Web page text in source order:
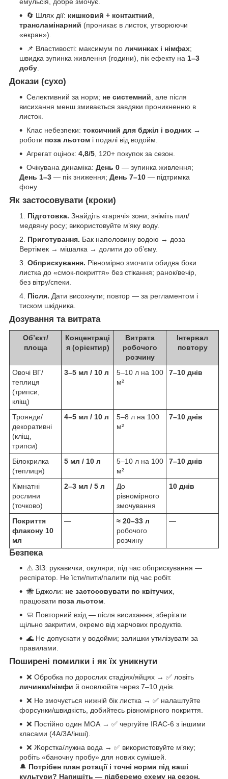
емульсія, добре змочує.
🔄 Шлях дії: кишковий + контактний,
трансламінарний (проникає в листок, утворюючи
«екран»).
📌 Властивості: максимум по личинках і німфах;
швидка зупинка живлення (години), пік ефекту на 1–3
добу.
Докази (сухо)
Селективний за норм; не системний , але після
висихання менш змивається завдяки проникненню в
листок.
Клас небезпеки: токсичний для бджіл і водних →
роботи поза льотом і подалі від водойм.
Агрегат оцінок: 4,8/5 , 120+ покупок за сезон.
Очікувана динаміка: День 0 — зупинка живлення;
День 1–3 — пік зниження; День 7–10 — підтримка
фону.
Як застосовувати (кроки)
Підготовка. Знайдіть «гарячі» зони; зніміть пил/
медвяну росу; використовуйте м’яку воду.
Приготування. Бак наполовину водою → доза
Вертімек → мішалка → долити до об’єму.
Обприскування. Рівномірно змочити обидва боки
листка до «смок-покриття» без стікання; ранок/вечір,
без вітру/спеки.
Після. Дати висохнути; повтор — за регламентом і
тиском шкідника.
Дозування та витрата
Об’єкт/
площа
Концентраці
я (орієнтир)
Витрата
робочого
розчину
Інтервал
повтору
Овочі ВГ/
теплиця
(трипси,
кліщ)
3–5 мл / 10 л
5–10 л на 100
м²
7–10 днів
Троянди/
декоративні
(кліщ,
трипси)
4–5 мл / 10 л
5–8 л на 100
м²
7–10 днів
Білокрилка
(теплиця)
5 мл / 10 л
5–10 л на 100
м²
7–10 днів
Кімнатні
рослини
(точково)
2–3 мл / 5 л
До
рівномірного
змочування
10 днів
Покриття
флакону 10
мл
—
≈ 20–33 л
робочого
розчину
—
Безпека
⚠️ ЗІЗ: рукавички, окуляри; під час обприскування —
респіратор. Не їсти/пити/палити під час робіт.
🐝 Бджоли: не застосовувати по квітучих,
працювати поза льотом.
🧼 Повторний вхід — після висихання; зберігати
щільно закритим, окремо від харчових продуктів.
🌊 Не допускати у водойми; залишки утилізувати за
правилами.
Поширені помилки і як їх уникнути
❌ Обробка по дорослих стадіях/яйцях → ✅ ловіть
личинки/німфи й оновлюйте через 7–10 днів.
❌ Не змочується нижній бік листка → ✅ налаштуйте
форсунки/швидкість, добийтесь рівномірного покриття.
❌ Постійно один МОА → ✅ чергуйте IRAC-6 з іншими
класами (4A/3A/інші).
❌ Жорстка/лужна вода → ✅ використовуйте м’яку;
робіть «баночну пробу» для нових сумішей.
🔔 Потрібен план ротації і точні норми під ваші
культури? Напишіть — підберемо схему на сезон.